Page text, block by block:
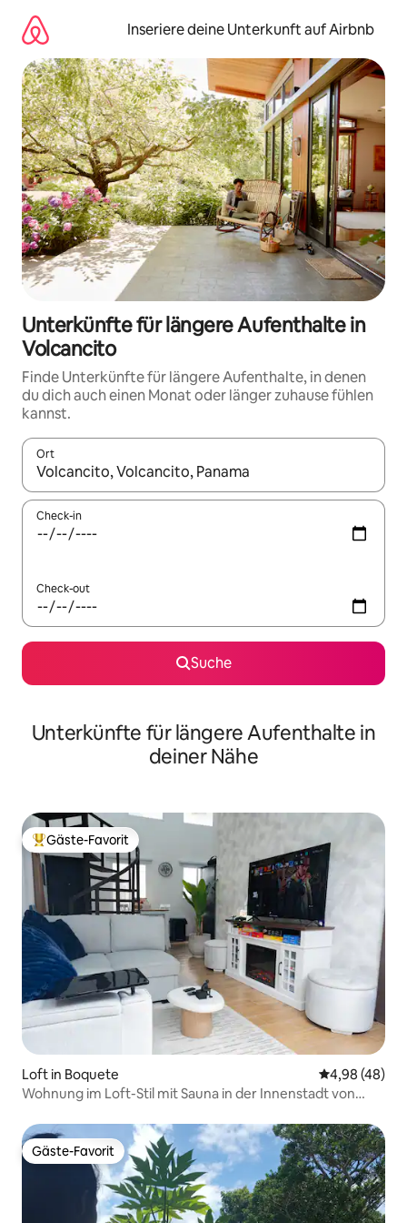
Inhalten
springen
Inseriere deine Unterkunft auf Airbnb
Unterkünfte für längere Aufenthalte in
Volcancito
Finde Unterkünfte für längere Aufenthalte, in denen
du dich auch einen Monat oder länger zuhause fühlen
kannst.
Ort
Wenn Ergebnisse verfügbar sind, navigiere mit den
Check-in
Check-out
Suche
Unterkünfte für längere Aufenthalte in
deiner Nähe
Beliebter Gäste-Favorit.
Gäste-Favorit
Loft in Boquete
4,98 (48)
Wohnung im Loft-Stil mit Sauna in der Innenstadt von
Gäste-Favorit
Gäste-Favorit